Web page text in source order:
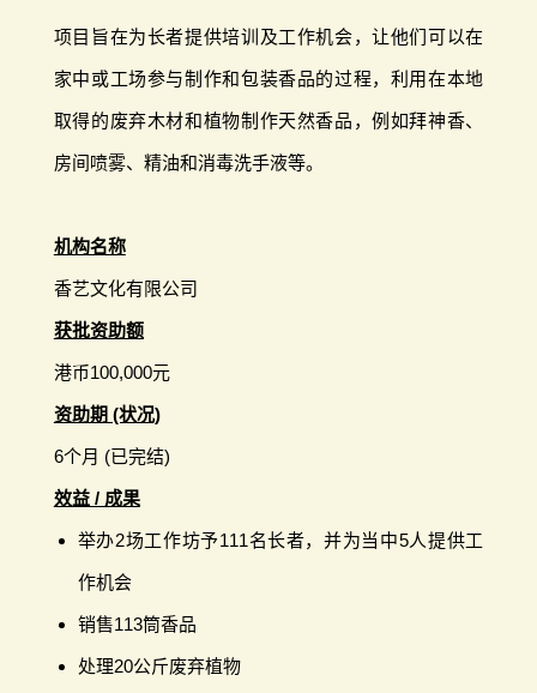
项目旨在为长者提供培训及工作机会，让他们可以在
家中或工场参与制作和包装香品的过程，利用在本地
取得的废弃木材和植物制作天然香品，例如拜神香、
房间喷雾、精油和消毒洗手液等。
机构名称
香艺文化有限公司
获批资助额
港币100,000元
资助期 (状况)
6个月 (已完结)
效益 / 成果
举办2场工作坊予111名长者，并为当中5人提供工
作机会
销售113筒香品
处理20公斤废弃植物